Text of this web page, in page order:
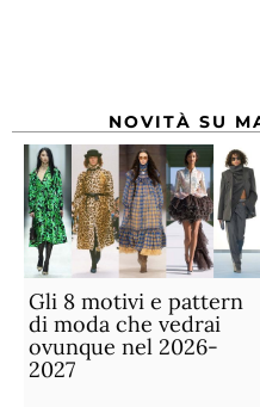
NOVITÀ SU
Gli 8 motivi e pattern
di moda che vedrai
ovunque nel 2026-
2027